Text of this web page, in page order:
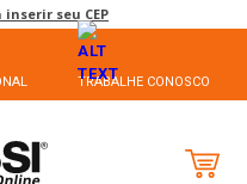
seu CEP
TRABALHE CONOSCO